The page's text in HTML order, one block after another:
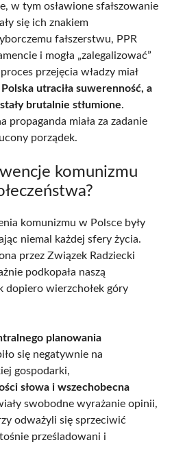
w tym osławione sfałszowanie
się ich znakiem
fałszerstwu, PPR
i mogła „zalegalizować”
przejęcia władzy miał
Polska utraciła suwerenność, a
brutalnie stłumione.
propaganda miała za zadanie
porządek.
komunizmu
komunizmu w Polsce były
niemal każdej sfery życia.
przez Związek Radziecki
podkopała naszą
dopiero wierzchołek góry
planowania
się negatywnie na
gospodarki,
słowa i wszechobecna
swobodne wyrażanie opinii,
odważyli się sprzeciwić
prześladowani i